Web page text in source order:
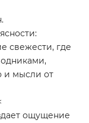
свежести, где
и мысли от
ощущение